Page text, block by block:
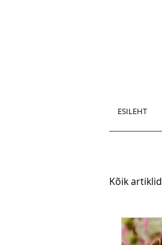
ESILEHT
Kõik artiklid